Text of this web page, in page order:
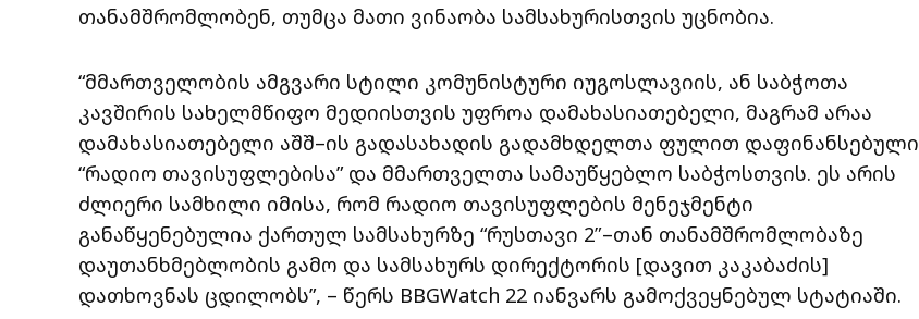
თანამშრომლობენ, თუმცა მათი ვინაობა სამსახურისთვის უცნობია.
“მმართველობის ამგვარი სტილი კომუნისტური იუგოსლავიის, ან საბჭოთა
კავშირის სახელმწიფო მედიისთვის უფროა დამახასიათებელი, მაგრამ არაა
დამახასიათებელი აშშ–ის გადასახადის გადამხდელთა ფულით დაფინანსებული
“რადიო თავისუფლებისა” და მმართველთა სამაუწყებლო საბჭოსთვის. ეს არის
ძლიერი სამხილი იმისა, რომ რადიო თავისუფლების მენეჯმენტი
განაწყენებულია ქართულ სამსახურზე “რუსთავი 2″–თან თანამშრომლობაზე
დაუთანხმებლობის გამო და სამსახურს დირექტორის [დავით კაკაბაძის]
დათხოვნას ცდილობს”, – წერს BBGWatch 22 იანვარს გამოქვეყნებულ სტატიაში.